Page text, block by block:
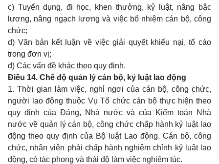
c) Tuyển dụng, đi học, khen thưởng, kỷ luật, nâng bậc
lương, nâng ngạch lương và việc bổ nhiệm cán bộ, công
chức;
d) Văn bản kết luận về việc giải quyết khiếu nại, tố cáo
trong đơn vị;
đ) Các vấn đề khác theo quy định.
Điều 14. Chế độ quản lý cán bộ, kỷ luật lao động
1. Thời gian làm việc, nghỉ ngơi của cán bộ, công chức,
người lao động thuộc Vụ Tổ chức cán bộ thực hiện theo
quy định của Đảng, Nhà nước và của Kiểm toán Nhà
nước về quản lý cán bộ, công chức chấp hành kỷ luật lao
động theo quy định của Bộ luật Lao động. Cán bộ, công
chức, nhân viên phải chấp hành nghiêm chỉnh kỷ luật lao
động, có tác phong và thái độ làm việc nghiêm túc.